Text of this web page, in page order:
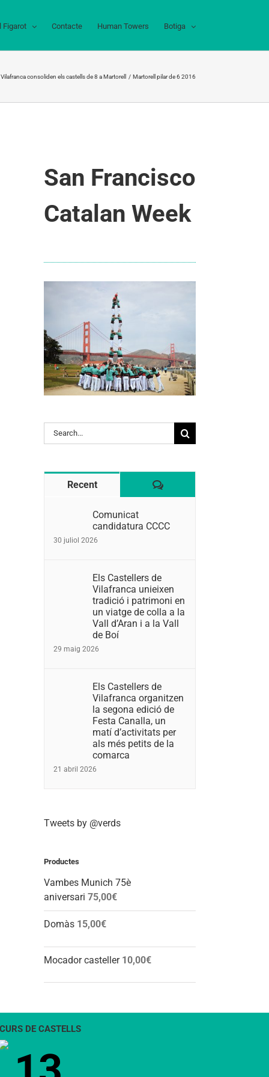
Figarot Contacte Human Towers Botiga
consoliden els castells de 8 a Martorell Martorell pilar de 6 2016
San Francisco
Catalan Week
Search
for:
Recent Comentaris
Comunicat
candidatura CCCC
30 juliol 2026
Els Castellers de
Vilafranca unieixen
tradició i patrimoni en
un viatge de colla a la
Vall d’Aran i a la Vall
de Boí
29 maig 2026
Els Castellers de
Vilafranca organitzen
la segona edició de
Festa Canalla, un
matí d’activitats per
als més petits de la
comarca
21 abril 2026
Tweets by @verds
Productes
Vambes Munich 75è
aniversari 75,00€
Domàs 15,00€
Mocador casteller 10,00€
DE CASTELLS